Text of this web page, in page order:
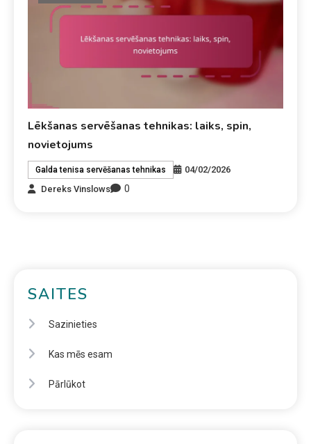
Lēkšanas servēšanas tehnikas: laiks, spin,
novietojums
Galda tenisa servēšanas tehnikas
04/02/2026
Dereks Vinslows
0
SAITES
Sazinieties
Kas mēs esam
Pārlūkot